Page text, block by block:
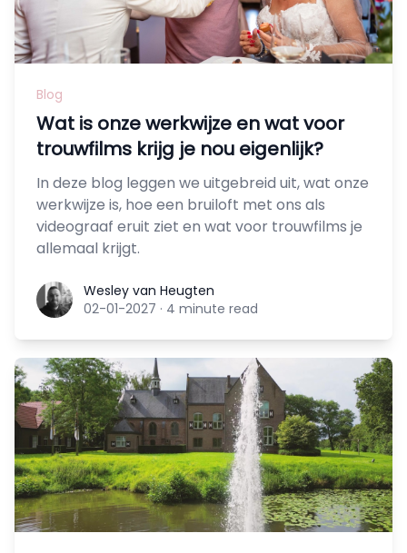
Blog
Wat is onze werkwijze en wat voor
trouwfilms krijg je nou eigenlijk?
In deze blog leggen we uitgebreid uit, wat onze
werkwijze is, hoe een bruiloft met ons als
videograaf eruit ziet en wat voor trouwfilms je
allemaal krijgt.
Wesley van Heugten
Wesley van Heugten
02-01-2027 · 4 minute read